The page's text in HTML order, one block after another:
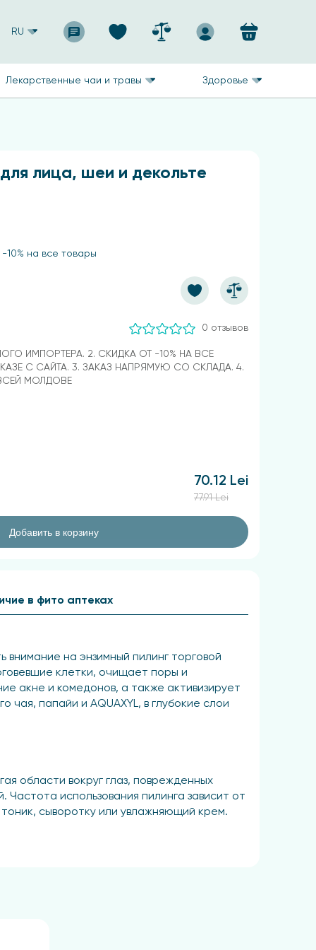
RU
Лекарственные чаи и травы Здоровье
лица, шеи и декольте
10% на все товары
0 отзывов
ИМПОРТЕРА. 2. СКИДКА ОТ -10% НА ВСЕ
С САЙТА. 3. ЗАКАЗ НАПРЯМУЮ СО СКЛАДА. 4.
МОЛДОВЕ
70.12 Lei
77.91 Lei
Добавить в корзину
на энзимный пилинг торговой
клетки, очищает поры и
акне и комедонов, а также активизирует
папайи и AQUAXYL, в глубокие слои
области вокруг глаз, поврежденных
использования пилинга зависит от
сыворотку или увлажняющий крем.
в фито аптеках